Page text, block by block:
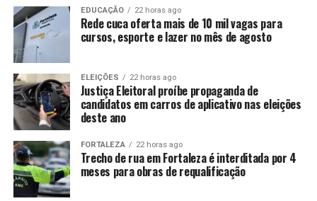
EDUCAÇÃO 22 horas ago
Rede cuca oferta mais de 10 mil vagas para
cursos, esporte e lazer no mês de agosto
ELEIÇÕES 22 horas ago
Justiça Eleitoral proíbe propaganda de
candidatos em carros de aplicativo nas eleições
deste ano
FORTALEZA 22 horas ago
Trecho de rua em Fortaleza é interditada por 4
meses para obras de requalificação